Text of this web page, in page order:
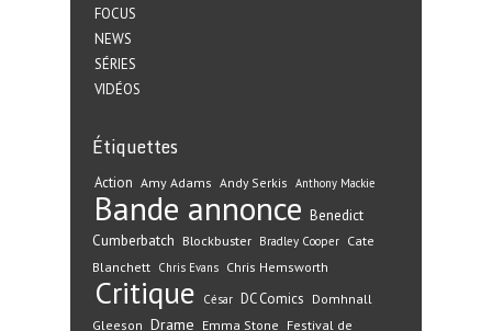
FOCUS
NEWS
SÉRIES
VIDÉOS
Étiquettes
Action Amy Adams Andy Serkis Anthony Mackie
Bande annonce Benedict
Cumberbatch Blockbuster Bradley Cooper Cate
Blanchett Chris Evans Chris Hemsworth
Critique César DC Comics Domhnall
Gleeson Drame Emma Stone Festival de